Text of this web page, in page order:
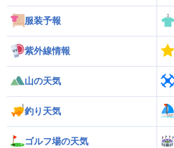
服装予報
紫外線情報
山の天気
釣り天気
ゴルフ場の天気